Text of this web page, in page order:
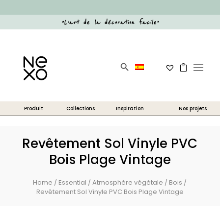
“L’art de la décoration facile”
Revêtement Sol Vinyle PVC
Bois Plage Vintage
Home / Essential /Atmosphère végétale / Bois /
Revêtement Sol Vinyle PVC Bois Plage Vintage